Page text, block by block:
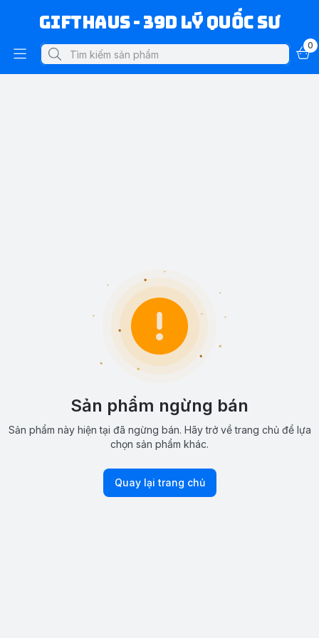
Gifthaus - 39D Lý Quốc Sư
0
Sản phẩm ngừng bán
Sản phẩm này hiện tại đã ngừng bán. Hãy trở về trang chủ để lựa
chọn sản phẩm khác.
Quay lại trang chủ